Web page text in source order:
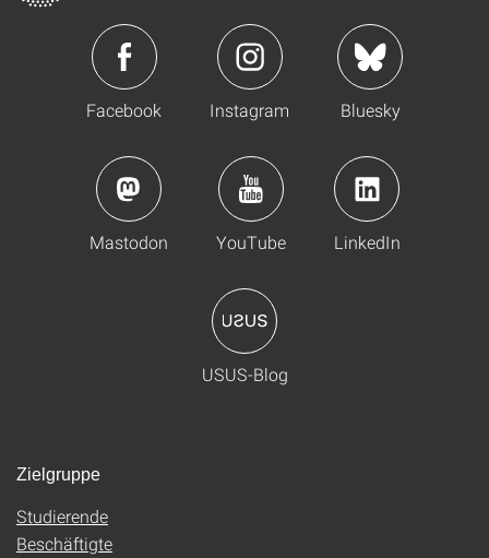
Facebook Instagram Bluesky
Mastodon YouTube LinkedIn
USUS-Blog
Zielgruppe
Studierende
Beschäftigte